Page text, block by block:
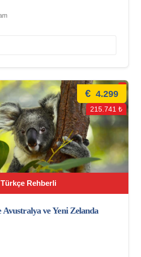
Türkçe Rehberli
€ 4.299
215.741 ₺
Avustralya ve Yeni Zelanda